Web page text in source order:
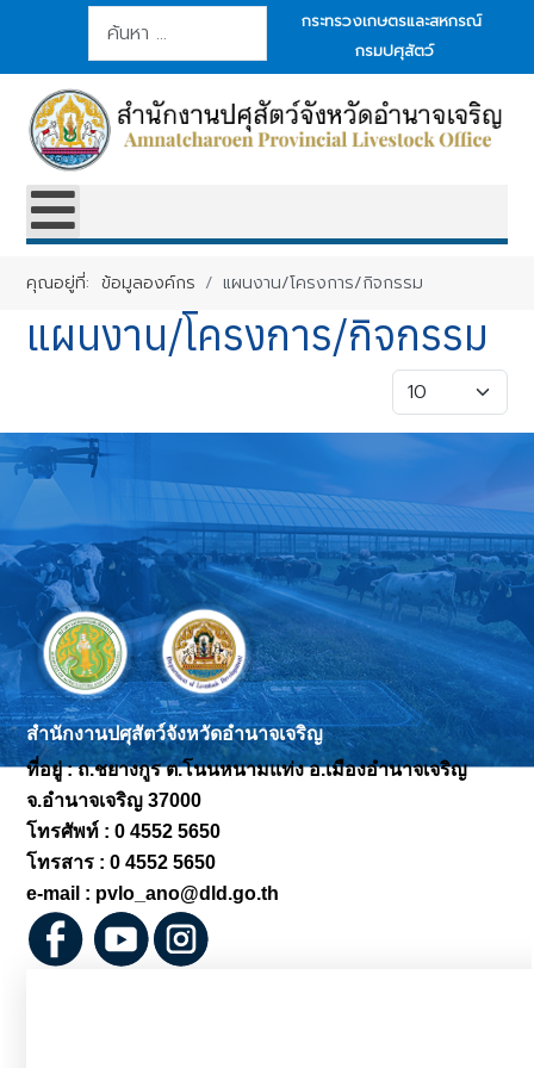
การค้นหา
กระทรวงเกษตรและสหกรณ์
กรมปศุสัตว์
คุณอยู่ที่:ข้อมูลองค์กร แผนงาน/โครงการ/กิจกรรม
แผนงาน/โครงการ/กิจกรรม
แสดง #
สำนักงานปศุสัตว์จังหวัดอำนาจเจริญ
ที่อยู่ : ถ.ชยางกูร ต.โนนหนามแท่งอ.เมืองอำนาจเจริญ
จ.อำนาจเจริญ 37000
โทรศัพท์ : 0 4552 5650
โทรสาร : 0 4552 5650
e-mail : pvlo_ano@dld.go.th